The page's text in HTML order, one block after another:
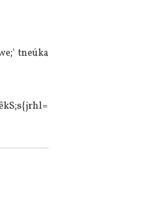
tneúka